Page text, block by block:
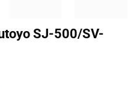
SJ-500/SV-